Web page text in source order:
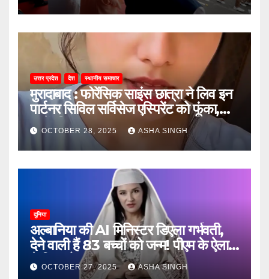
उत्तर प्रदेश देश स्थानीय समाचार
मुरादाबाद : फोरेंसिक साइंस छात्रा ने लिव इन
पार्टनर सिविल सर्विसेज एस्पिरेंट को फूंका,
जानें, फिर क्या हुआ…
OCTOBER 28, 2025 ASHA SINGH
दुनिया
अल्बानिया की AI मिनिस्‍टर डिएला गर्भवती,
देने वाली हैं 83 बच्चों को जन्‍म! पीएम के ऐलान
ने किया हैरान
OCTOBER 27, 2025 ASHA SINGH